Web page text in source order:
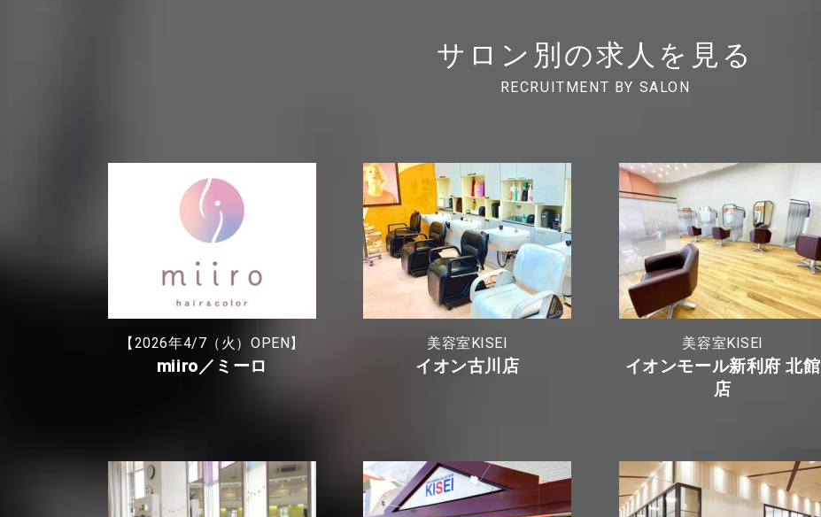
サロン別の求人を見る
RECRUITMENT BY SALON
【2026年4/7（火）OPEN】
miiro／ミーロ
美容室KISEI
イオン古川店
美容室KISEI
イオンモール新利府 北館
店